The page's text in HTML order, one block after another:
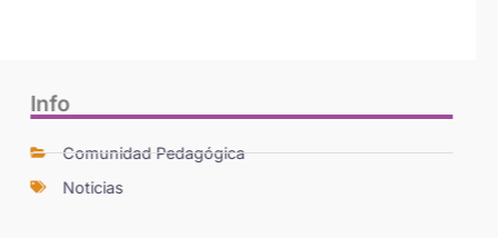
Info
Comunidad Pedagógica
Noticias